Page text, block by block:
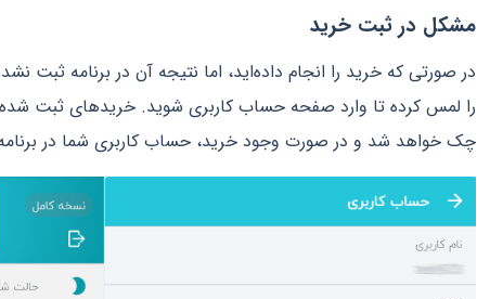
مشکل در ثبت خرید
در صورتی که خرید را انجام داده‌اید، اما نتیجه آن در برنامه ثبت
را لمس کرده تا وارد صفحه حساب کاربری شوید. خرید‌های ثبت
چک خواهد شد و در صورت وجود خرید، حساب کاربری شما در